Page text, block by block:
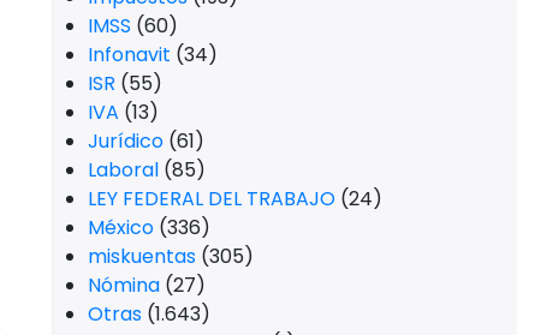
IMSS (60)
Infonavit (34)
ISR (55)
IVA (13)
Jurídico (61)
Laboral (85)
LEY FEDERAL DEL TRABAJO (24)
México (336)
miskuentas (305)
Nómina (27)
Otras (1.643)